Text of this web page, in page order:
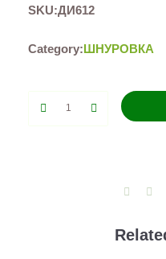
SKU:ДИ612
Category:ШНУРОВКА